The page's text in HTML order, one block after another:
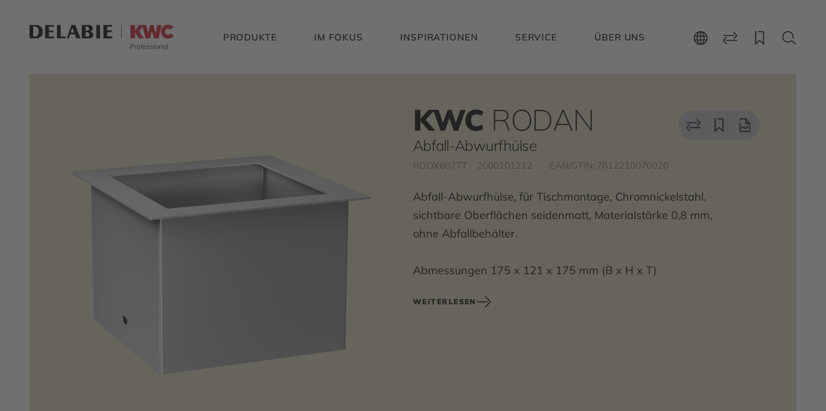
PRODUKTE IM FOKUS INSPIRATIONEN SERVICE ÜBER UNS
KWC RODAN
Abfall-Abwurfhülse
RODX607TT 2000101212 EAN/GTIN: 7612210070020
Abfall-Abwurfhülse, für Tischmontage, Chromnickelstahl,
sichtbare Oberflächen seidenmatt, Materialstärke 0,8 mm,
ohne Abfallbehälter.
Abmessungen 175 x 121 x 175 mm (B x H x T)
WEITERLESEN